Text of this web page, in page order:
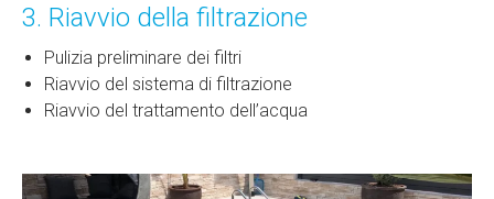
3. Riavvio della filtrazione
Pulizia preliminare dei filtri
Riavvio del sistema di filtrazione
Riavvio del trattamento dell’acqua